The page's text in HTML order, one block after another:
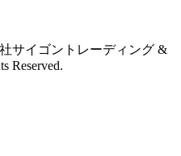
サイゴントレーディング &
Reserved.